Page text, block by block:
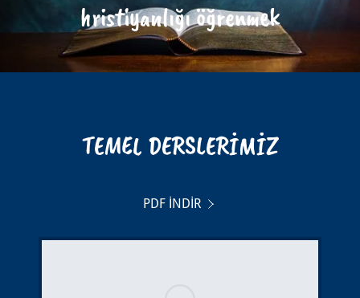
hristiyanlığı öğrenmek
TEMEL DERSLERİMİZ
PDF İNDİR